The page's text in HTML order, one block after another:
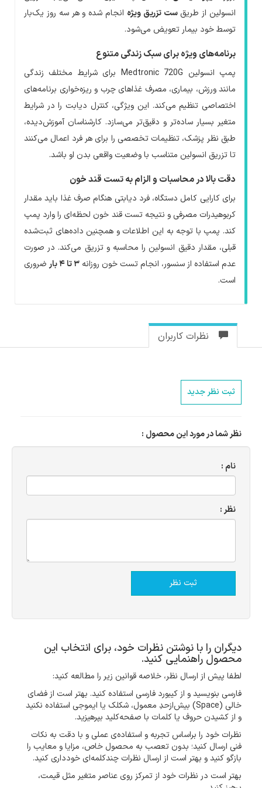
انسولین از طریقست تزریق ویژه انجام شده و هر سه روز یک‌بار
توسط خود بیمار تعویض می‌شود.
برنامه‌های ویژه برای سبک زندگی متنوع
پمپ انسولین Medtronic 720G برای شرایط مختلف زندگی
مانند ورزش، بیماری، مصرف غذاهای چرب و ریزه‌خواری برنامه‌های
اختصاصی تنظیم می‌کند. این ویژگی، کنترل دیابت را در شرایط
متغیر بسیار ساده‌تر و دقیق‌تر می‌سازد. کارشناسان آموزش‌دیده،
طبق نظر پزشک، تنظیمات تخصصی را برای هر فرد اعمال می‌کنند
تا تزریق انسولین متناسب با وضعیت واقعی بدن او باشد.
دقت بالا در محاسبات و الزام به تست قند خون
برای کارایی کامل دستگاه، فرد دیابتی هنگام صرف غذا باید مقدار
کربوهیدرات مصرفی و نتیجه تست قند خون لحظه‌ای را وارد پمپ
کند. پمپ با توجه به این اطلاعات و همچنین داده‌های ثبت‌شده
قبلی، مقدار دقیق انسولین را محاسبه و تزریق می‌کند. در صورت
عدم استفاده از سنسور، انجام تست خون روزانه ۳ تا ۴ بار
ضروری
است.
نظرات کاربران
ثبت نظر جدید
نظر شما در مورد این محصول :
نام :
نظر :
دیگران را با نوشتن نظرات خود، برای انتخاب این
محصول راهنمایی کنید.
لطفا پیش از ارسال نظر، خلاصه قوانین زیر را مطالعه کنید:
فارسی بنویسید و از کیبورد فارسی استفاده کنید. بهتر است از فضای
خالی (Space) بیش‌از‌حدِ معمول، شکلک یا ایموجی استفاده نکنید
و از کشیدن حروف یا کلمات با صفحه‌کلید بپرهیزید.
نظرات خود را براساس تجربه و استفاده‌ی عملی و با دقت به نکات
فنی ارسال کنید؛ بدون تعصب به محصول خاص، مزایا و معایب را
بازگو کنید و بهتر است از ارسال نظرات چندکلمه‌‌ای خودداری کنید.
بهتر است در نظرات خود از تمرکز روی عناصر متغیر مثل قیمت،